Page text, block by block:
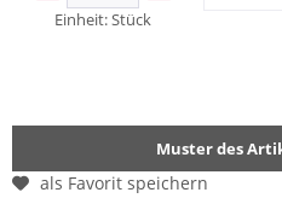
Einheit:Stück
Muster des
als Favorit speichern